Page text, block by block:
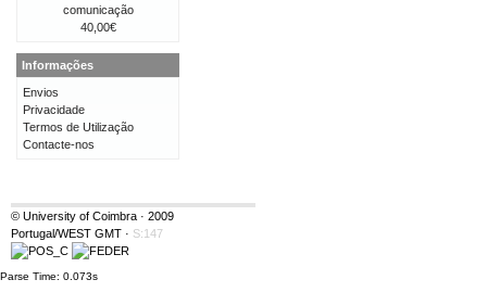
comunicação
40,00€
Informações
Envios
Privacidade
Termos de Utilização
Contacte-nos
© University of Coimbra · 2009
Portugal/WEST GMT · S:147
Parse Time: 0.073s